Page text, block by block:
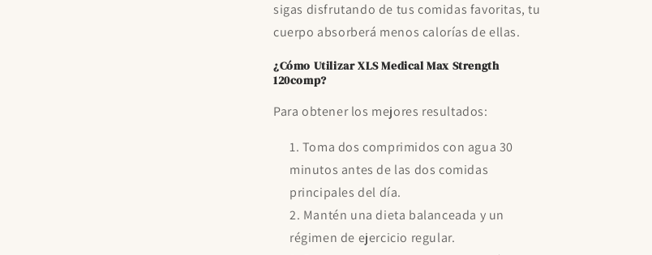
sigas disfrutando de tus comidas favoritas, tu
cuerpo absorberá menos calorías de ellas.
¿Cómo Utilizar XLS Medical Max Strength
120comp?
Para obtener los mejores resultados:
Toma dos comprimidos con agua 30
minutos antes de las dos comidas
principales del día.
Mantén una dieta balanceada y un
régimen de ejercicio regular.